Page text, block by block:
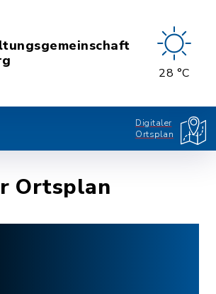
28 °C
Digitaler
Ortsplan
Ortsplan